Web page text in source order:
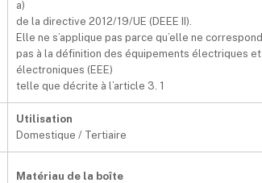
a)
de la directive 2012/19/UE (DEEE II).
Elle ne s’applique pas parce qu’elle ne correspond
pas à la définition des équipements électriques et
électroniques (EEE)
telle que décrite à l’article 3. 1
Utilisation
Domestique / Tertiaire
Matériau de la boîte